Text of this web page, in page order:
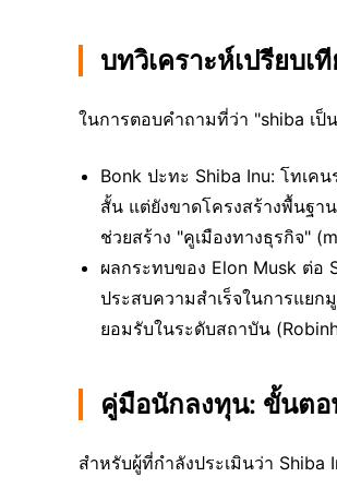
บทวิเคราะห์เปรียบ
ในการตอบคำถามที่ว่า "shiba เ
Bonk ปะทะ Shiba Inu: โทเค
สั้น แต่ยังขาดโครงสร้างพื้นฐา
ช่วยสร้าง "คูเมืองทางธุรกิจ"
ผลกระทบของ Elon Musk ต่อ
ประสบความสำเร็จในการแย
ยอมรับในระดับสถาบัน
คู่มือนักลงทุน: ขั้นตอ
สำหรับผู้ที่กำลังประเมินว่า